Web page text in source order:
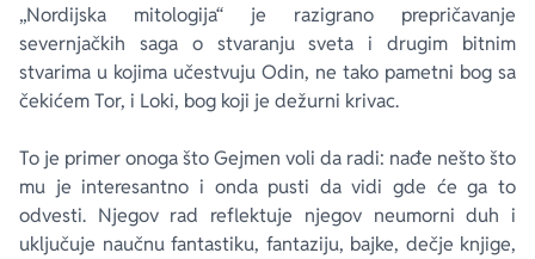
„Nordijska mitologija“ je razigrano prepričavanje
severnjačkih saga o stvaranju sveta i drugim bitnim
stvarima u kojima učestvuju Odin, ne tako pametni bog sa
čekićem Tor, i Loki, bog koji je dežurni krivac.
To je primer onoga što Gejmen voli da radi: nađe nešto što
mu je interesantno i onda pusti da vidi gde će ga to
odvesti. Njegov rad reflektuje njegov neumorni duh i
uključuje naučnu fantastiku, fantaziju, bajke, dečje knjige,